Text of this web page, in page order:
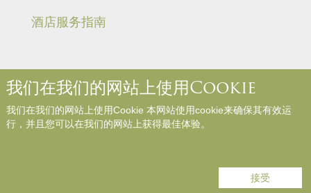
酒店服务指南
网站地图 参与评论
我们在我们的网站上使用Cookie
我们在我们的网站上使用Cookie 本网站使用cookie来确保其有效运
行，并且您可以在我们的网站上获得最佳体验。
接受